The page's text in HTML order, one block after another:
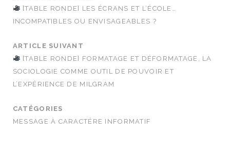
[TABLE RONDE] LES ÉCRANS ET L’ÉCOLE…
INCOMPATIBLES OU ENVISAGEABLES ?
ARTICLE SUIVANT
[TABLE RONDE] FORMATAGE ET DÉFORMATAGE, LA
SOCIOLOGIE COMME OUTIL DE POUVOIR ET
L’EXPÉRIENCE DE MILGRAM
CATÉGORIES
MESSAGE À CARACTÉRE INFORMATIF